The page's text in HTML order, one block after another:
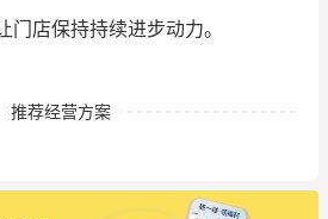
门店保持持续进步动力。
推荐经营方案